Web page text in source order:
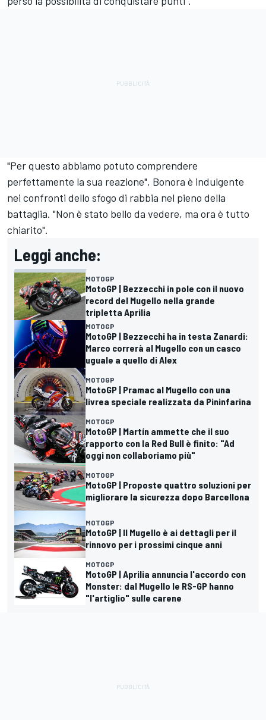
"Per questo abbiamo potuto comprendere
perfettamente la sua reazione", Bonora è indulgente
nei confronti dello sfogo di rabbia nel pieno della
battaglia. "Non è stato bello da vedere, ma ora è tutto
chiarito".
Leggi anche:
MOTOGP
MotoGP | Bezzecchi in pole con il nuovo
record del Mugello nella grande
tripletta Aprilia
MOTOGP
MotoGP | Bezzecchi ha in testa Zanardi:
Marco correrà al Mugello con un casco
uguale a quello di Alex
MOTOGP
MotoGP | Pramac al Mugello con una
livrea speciale realizzata da Pininfarina
MOTOGP
MotoGP | Martín ammette che il suo
rapporto con la Red Bull è finito: "Ad
oggi non collaboriamo più"
MOTOGP
MotoGP | Proposte quattro soluzioni per
migliorare la sicurezza dopo Barcellona
MOTOGP
MotoGP | Il Mugello è ai dettagli per il
rinnovo per i prossimi cinque anni
MOTOGP
MotoGP | Aprilia annuncia l'accordo con
Monster: dal Mugello le RS-GP hanno
"l'artiglio" sulle carene